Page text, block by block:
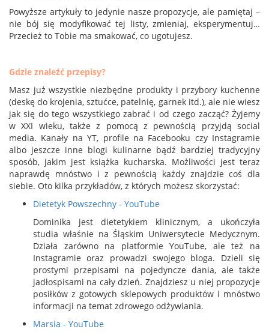
Powyższe artykuły to jedynie nasze propozycje, ale pamiętaj –
nie bój się modyfikować tej listy, zmieniaj, eksperymentuj…
Przecież to Tobie ma smakować, co ugotujesz.
Gdzie znaleźć przepisy?
Masz już wszystkie niezbędne produkty i przybory kuchenne
(deskę do krojenia, sztućce, patelnię, garnek itd.), ale nie wiesz
jak się do tego wszystkiego zabrać i od czego zacząć? Żyjemy
w XXI wieku, także z pomocą z pewnością przyjdą social
media. Kanały na YT, profile na Facebooku czy Instagramie
albo jeszcze inne blogi kulinarne bądź bardziej tradycyjny
sposób, jakim jest książka kucharska. Możliwości jest teraz
naprawdę mnóstwo i z pewnością każdy znajdzie coś dla
siebie. Oto kilka przykładów, z których możesz skorzystać:
Dietetyk Powszechny - YouTube
Dominika jest dietetykiem klinicznym, a ukończyła
studia właśnie na Śląskim Uniwersytecie Medycznym.
Działa zarówno na platformie YouTube, ale też na
Instagramie oraz prowadzi swojego bloga. Dzieli się
prostymi przepisami na pojedyncze dania, ale także
jadłospisami na cały dzień. Znajdziesz u niej propozycje
posiłków z gotowych sklepowych produktów i mnóstwo
informacji na temat zdrowego odżywiania.
Marsia - YouTube